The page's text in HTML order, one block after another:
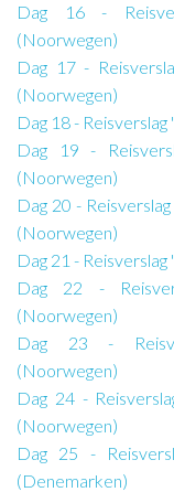
Dag 16 -
(Noorwegen)
Dag 17 -
(Noorwegen)
Dag 18 -
Dag 19 -
(Noorwegen)
Dag 20 -
(Noorwegen)
Dag 21 -
Dag 22 -
(Noorwegen)
Dag 23 -
(Noorwegen)
Dag 24 -
(Noorwegen)
Dag 25 -
(Denemarken)